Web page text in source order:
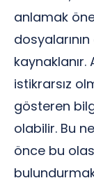
anlamak
kaynaklanır.
istikrarsız
gösteren
olabilir. Bu
önce bu